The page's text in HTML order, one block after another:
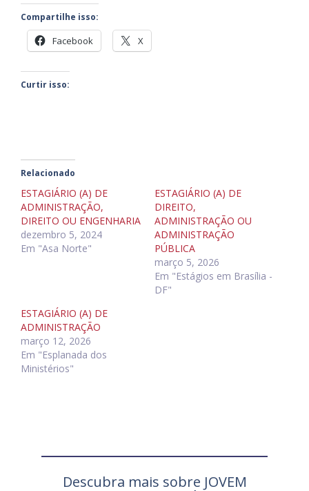
Compartilhe isso:
Facebook X
Curtir isso:
Relacionado
ESTAGIÁRIO (A) DE
ADMINISTRAÇÃO,
DIREITO OU ENGENHARIA
dezembro 5, 2024
Em "Asa Norte"
ESTAGIÁRIO (A) DE
DIREITO,
ADMINISTRAÇÃO OU
ADMINISTRAÇÃO
PÚBLICA
março 5, 2026
Em "Estágios em Brasília -
DF"
ESTAGIÁRIO (A) DE
ADMINISTRAÇÃO
março 12, 2026
Em "Esplanada dos
Ministérios"
Descubra mais sobre JOVEM